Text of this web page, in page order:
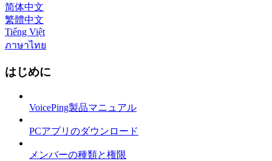
简体中文
繁體中文
Tiếng Việt
ภาษาไทย
はじめに
VoicePing製品マニュアル
PCアプリのダウンロード
メンバーの種類と権限